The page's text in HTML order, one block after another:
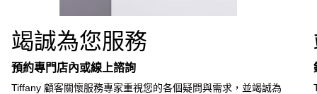
竭誠為您服務
預約專門店內或線上諮詢
Tiffany 顧客關懷服務專家重視您的各個疑問與需求，並竭誠為